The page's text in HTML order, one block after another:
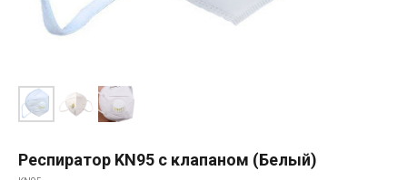
Респиратор KN95 с клапаном (Белый)